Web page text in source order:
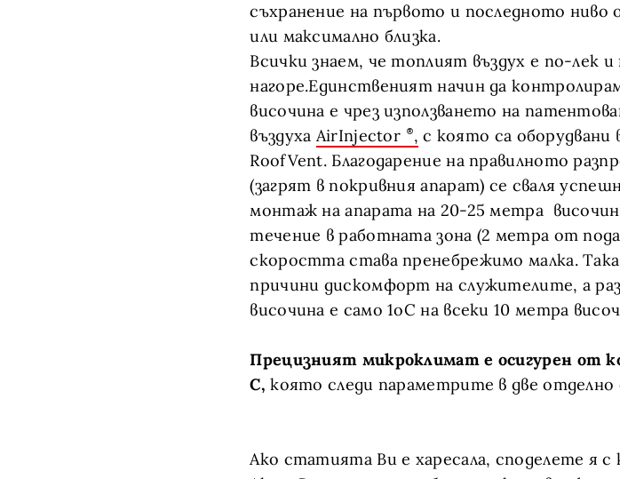
съхранение на първото и последното
или максимално близка.
Всички знаем, че топлият въздух е по-лек
нагоре.Единственият начин да
височина е чрез използването на
въздуха AirInjector , с която са оборудвани
RoofVent. Благодарение на правилното
(загрят в покривния апарат) се сваля
монтаж на апарата на 20-25 метра
течение в работната зона (2 метра от
скоростта става пренебрежимо малка.
причини дискомфорт на служителите, а
височина е само 1оС на всеки 10 метра
Прецизният микроклимат е осигурен от
C, която следи параметрите в две отделно
Ако статията Ви е харесала, споделете я с